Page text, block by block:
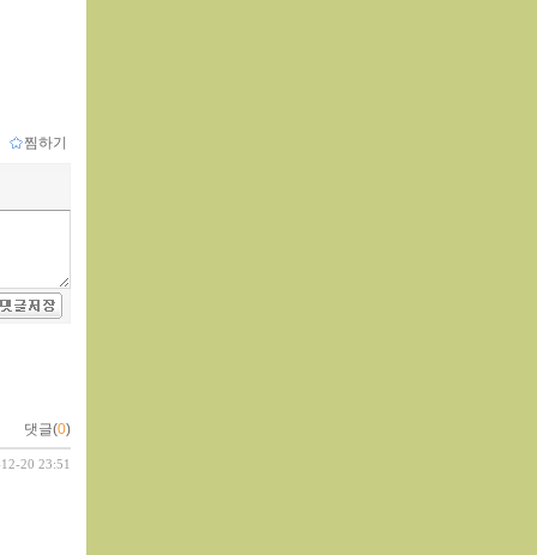
찜하기
댓글(0)
20 23:51